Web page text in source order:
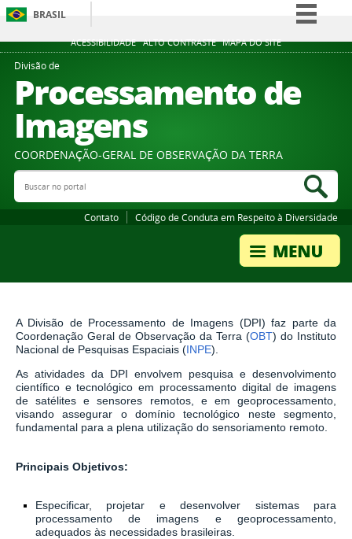
ACESSIBILIDADE ALTO CONTRASTE MAPA DO SITE
BRASIL
Simplifique!
Participe
Divisão de
Processamento de
Imagens
COORDENAÇÃO-GERAL DE OBSERVAÇÃO DA TERRA
Buscar no portal
Contato Código de Conduta em Respeito à Diversidade
A Divisão de Processamento de Imagens (DPI) faz parte da
Coordenação Geral de Observação da Terra (OBT) do Instituto
Nacional de Pesquisas Espaciais (INPE).
As atividades da DPI envolvem pesquisa e desenvolvimento
científico e tecnológico em processamento digital de imagens
de satélites e sensores remotos, e em geoprocessamento,
visando assegurar o domínio tecnológico neste segmento,
fundamental para a plena utilização do sensoriamento remoto.
Principais Objetivos:
Especificar, projetar e desenvolver sistemas para
processamento de imagens e geoprocessamento,
adequados às necessidades brasileiras.